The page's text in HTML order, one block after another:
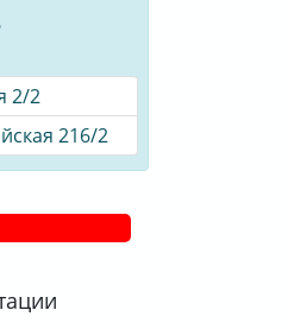
2/2
216/2